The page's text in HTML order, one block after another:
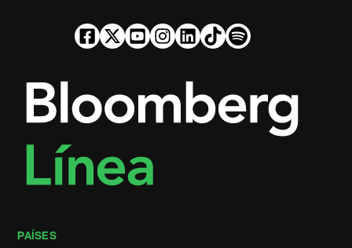
PAÍSES